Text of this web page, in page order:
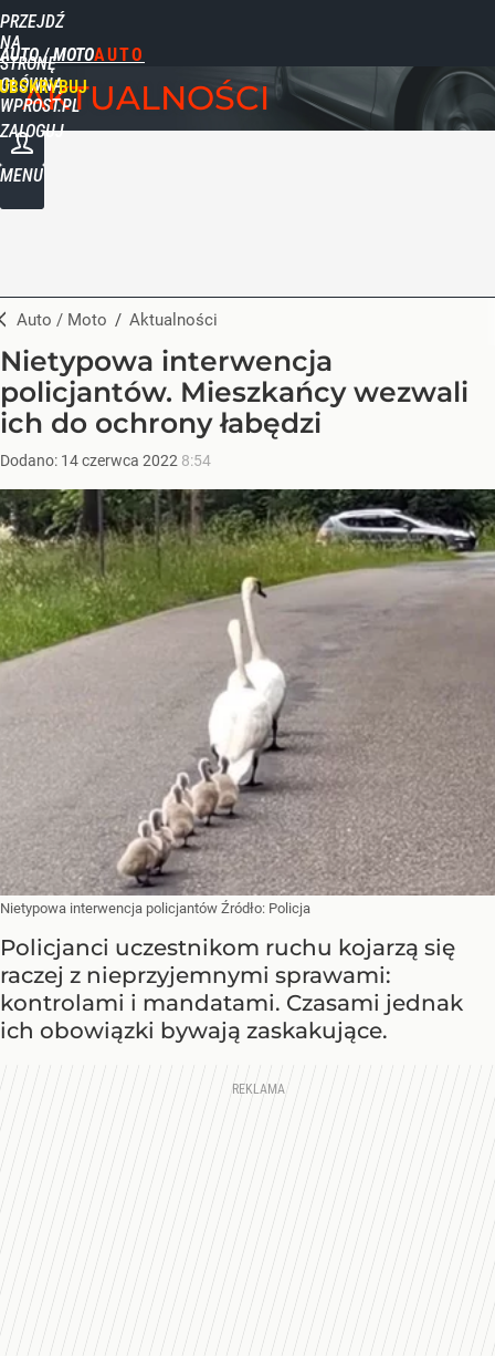
PRZEJDŹ
NA
STRONĘ
GŁÓWNĄ
WPROST.PL
AUTO / MOTO
ZALOGUJ
MENU
AKTUALNOŚCI
Auto / Moto / Aktualności
Nietypowa interwencja
policjantów. Mieszkańcy wezwali
ich do ochrony łabędzi
Dodano: 14czerwca 2022 8:54
Nietypowa interwencja policjantów Źródło: Policja
Policjanci uczestnikom ruchu kojarzą się
raczej z nieprzyjemnymi sprawami:
kontrolami i mandatami. Czasami jednak
ich obowiązki bywają zaskakujące.